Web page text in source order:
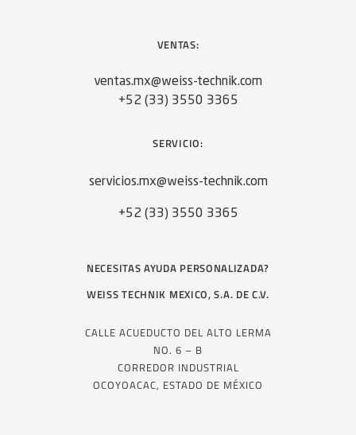
VENTAS:
ventas.mx@weiss-technik.com
+52 (33) 3550 3365
SERVICIO:
servicios.mx@weiss-technik.com
+52 (33) 3550 3365
NECESITAS AYUDA PERSONALIZADA?
WEISS TECHNIK MEXICO, S.A. DE C.V.
CALLE ACUEDUCTO DEL ALTO LERMA
NO. 6 – B
CORREDOR INDUSTRIAL
OCOYOACAC, ESTADO DE MÉXICO